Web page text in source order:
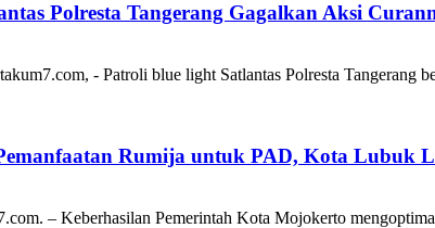
Polresta Tangerang Gagalkan Aksi
- Patroli blue light Satlantas Polresta Tangerang
Rumija untuk PAD, Kota Lubuk
– Keberhasilan Pemerintah Kota Mojokerto